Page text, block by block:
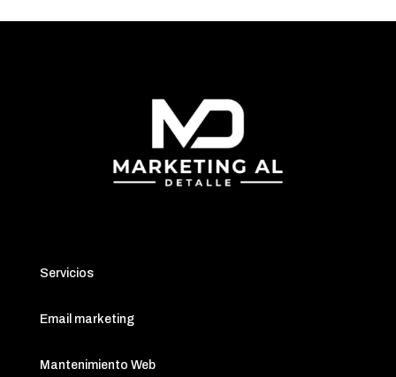
Servicios
Email marketing
Mantenimiento Web